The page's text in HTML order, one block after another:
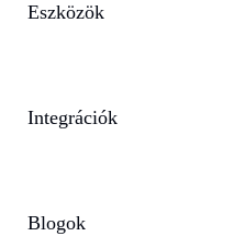
Eszközök
Integrációk
Blogok